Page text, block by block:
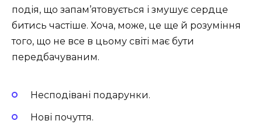
подія, що запам’ятовується і змушує сердце
битись частіше. Хоча, може, це ще й розуміння
того, що не все в цьому світі має бути
передбачуваним.
Несподівані подарунки.
Нові почуття.